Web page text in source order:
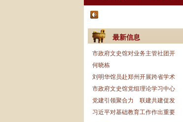
最新信息
市政府文史馆对业务主管社团开
何晓栋
刘明华馆员赴郑州开展跨省学术
市政府文史馆党组理论学习中心
党建引领聚合力 联建共建促发
习近平对基础教育工作作出重要